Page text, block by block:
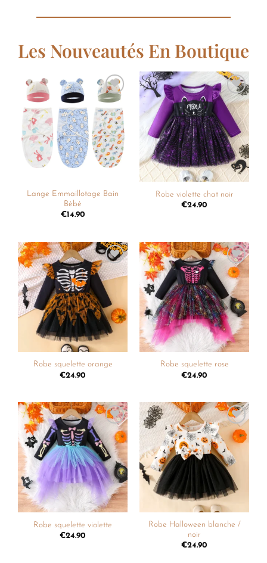
Les Nouveautés En Boutique
Ajouter
à la
liste de
souhaits
Lange Emmaillotage Bain
Bébé
€14.90
Ajouter
à la
liste de
souhaits
Robe violette chat noir
€24.90
Ajouter
à la
liste de
souhaits
Robe squelette orange
€24.90
Ajouter
à la
liste de
souhaits
Robe squelette rose
€24.90
Ajouter
à la
liste de
souhaits
Robe squelette violette
€24.90
Ajouter
à la
liste de
souhaits
Robe Halloween blanche /
noir
€24.90